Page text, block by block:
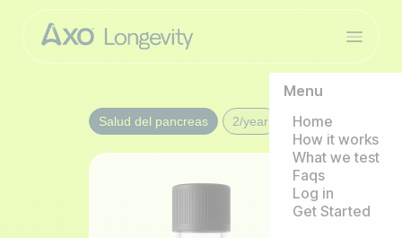
Menu
Home
How it works
What we test
Faqs
Log in
Get Started
Salud del pancreas 2/year